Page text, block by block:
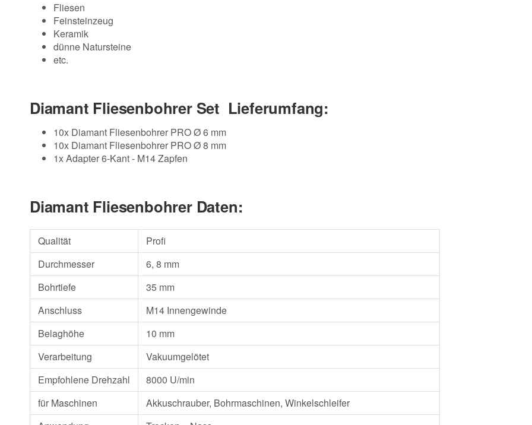
Fliesen
Feinsteinzeug
Keramik
dünne Natursteine
etc.
Diamant Fliesenbohrer Set Lieferumfang:
10x Diamant Fliesenbohrer PRO Ø 6 mm
10x Diamant Fliesenbohrer PRO Ø 8 mm
1x Adapter 6-Kant - M14 Zapfen
Diamant Fliesenbohrer Daten:
Qualität
Profi
Durchmesser
6, 8 mm
Bohrtiefe
35 mm
Anschluss
M14 Innengewinde
Belaghöhe
10 mm
Verarbeitung
Vakuumgelötet
Empfohlene Drehzahl
8000 U/min
für Maschinen
Akkuschrauber, Bohrmaschinen, Winkelschleifer